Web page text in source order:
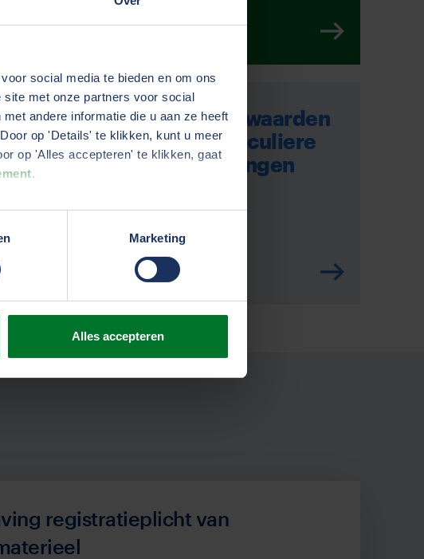
social media te bieden en om ons
met onze partners voor social
andere informatie die u aan ze heeft
op 'Details' te klikken, kunt u meer
op 'Alles accepteren' te klikken, gaat
.
Marketing
Alles accepteren
Polisvoorwaarden
voor particuliere
verzekeringen
registratieplicht van